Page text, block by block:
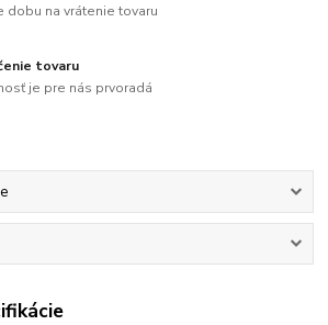
dobu na vrátenie tovaru
tovaru
je pre nás prvoradá